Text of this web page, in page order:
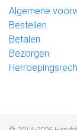
Algemene
Bestellen
Betalen
Bezorgen